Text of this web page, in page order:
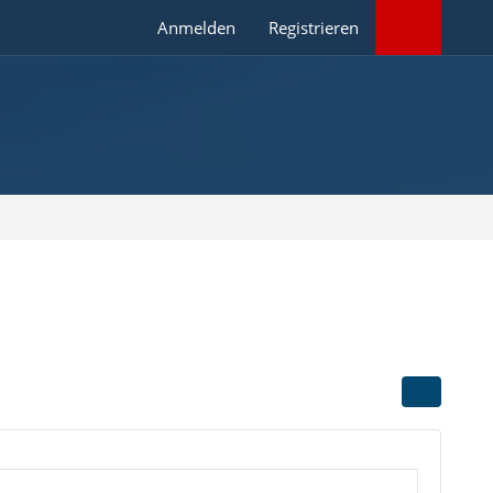
Anmelden Registrieren